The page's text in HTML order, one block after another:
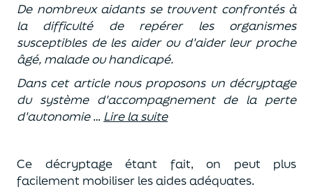
De nombreux aidants se trouvent confrontés à
la difficulté de repérer les organismes
susceptibles de les aider ou d'aider leur proche
âgé, malade ou handicapé.
Dans cet article nous proposons un décryptage
du système d'accompagnement de la perte
d'autonomie… Lire la suite
Ce décryptage étant fait, on peut plus
facilement mobiliser les aides adéquates.